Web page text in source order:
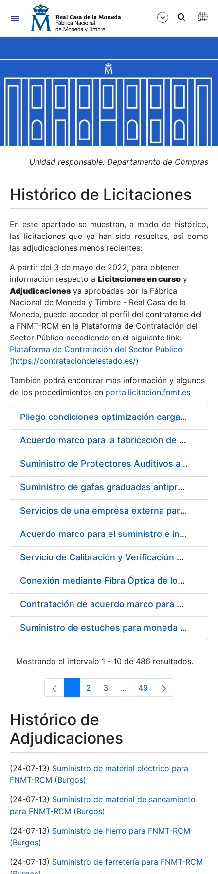
Navegación
Mostrar/Ocultar
Mostrar/Ocultar
Mostrar/Ocultar
Mostrar/Ocultar
Mostrar/Ocultar
Mostrar/Ocultar
Unidad responsable: Departamento de Compras
Histórico de Licitaciones
En este apartado se muestran, a modo de histórico,
las licitaciones que ya han sido resueltas, así como
las adjudicaciones menos recientes:
A partir del 3 de mayo de 2022, para obtener
información respecto a Licitaciones en curso y
Adjudicaciones ya aprobadas por la Fábrica
Nacional de Moneda y Timbre - Real Casa de la
Moneda, puede acceder al perfil del contratante del
a FNMT-RCM en la Plataforma de Contratación del
Sector Público accediendo en el siguiente link:
Plataforma de Contratación del Sector Público
(https://contrataciondelestado.es/)
También podrá encontrar más información y algunos
de los procedimientos en portallicitacion.fnmt.es
Pliego condiciones optimización cargas compras firmado
Acuerdo marco para la fabricación de piezas
Suministro de Protectores Auditivos a medida para las personas trabajadoras de los Centros de Trabajo de Madrid y Burgos
Suministro de gafas graduadas antiproyecciones para los trabajadores de la FNMT-RCM en los centros de trabajo de Madrid y Burgos
Servicios de una empresa externa para el asesoramiento y resolución de los recursos de alzada que se presentan relacionados con procesos de selección para la FNMT-RCM
Acuerdo marco para el suministro e instalación de persianas, estores y otros complementos
Servicio de Calibración y Verificación Externa de los Equipos de Medición del Servicio de Prevención de la FNMT-RCM
Conexión mediante Fibra Óptica de los Centros de Proceso de Datos (CPDs) de las sedes de la FNMT-RCM de Burgos y Madrid
Contratación de acuerdo marco para el Suministro de Material de Electricidad para la Fábrica Nacional de Moneda y Timbre-Real Casa de la Moneda en su centro de trabajo de Burgos
Suministro de estuches para moneda de 30 €
Mostrando el intervalo 1 - 10 de 486 resultados.
Página
1 Página
2 Página
3 ...Páginas intermedias Use
Página
49
Histórico de
Adjudicaciones
(24-07-13) Suministro de material eléctrico para
FNMT-RCM (Burgos)
(24-07-13) Suministro de material de saneamiento
para FNMT-RCM (Burgos)
(24-07-13) Suministro de hierro para FNMT-RCM
(Burgos)
(24-07-13) Suministro de ferretería para FNMT-RCM